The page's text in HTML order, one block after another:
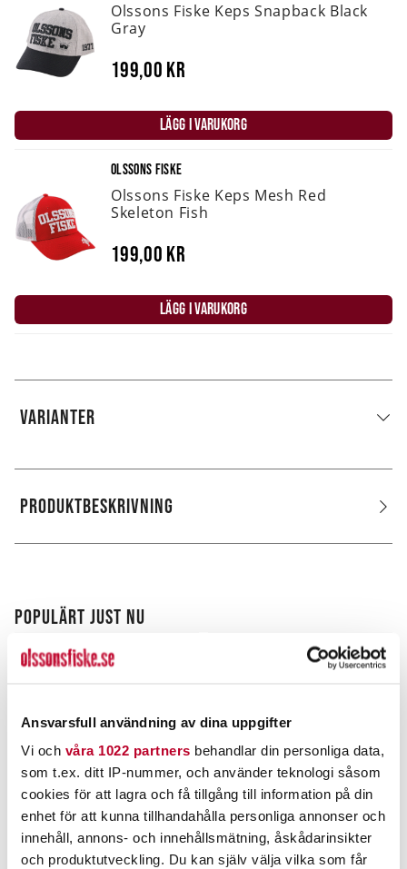
Ansvarsfull användning av dina uppgifter
Vi och våra 1022 partners behandlar din personliga data,
som t.ex. ditt IP-nummer, och använder teknologi såsom
cookies för att lagra och få tillgång till information på din
enhet för att kunna tillhandahålla personliga annonser och
innehåll, annons- och innehållsmätning, åskådarinsikter
och produktutveckling. Du kan själv välja vilka som får
Olssons Fiske Keps Snapback Black
Gray
199,00 kr
LÄGG I VARUKORG
OLSSONS FISKE
Olssons Fiske Keps Mesh Red
Skeleton Fish
199,00 kr
LÄGG I VARUKORG
VARIANTER
PRODUKTBESKRIVNING
POPULÄRT JUST NU
Anders Put and Take kit
STRIKE PRO
Perch Pop 7cm